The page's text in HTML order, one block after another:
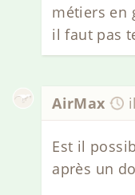
métiers en
il faut pas
AirMax
Est il
après un